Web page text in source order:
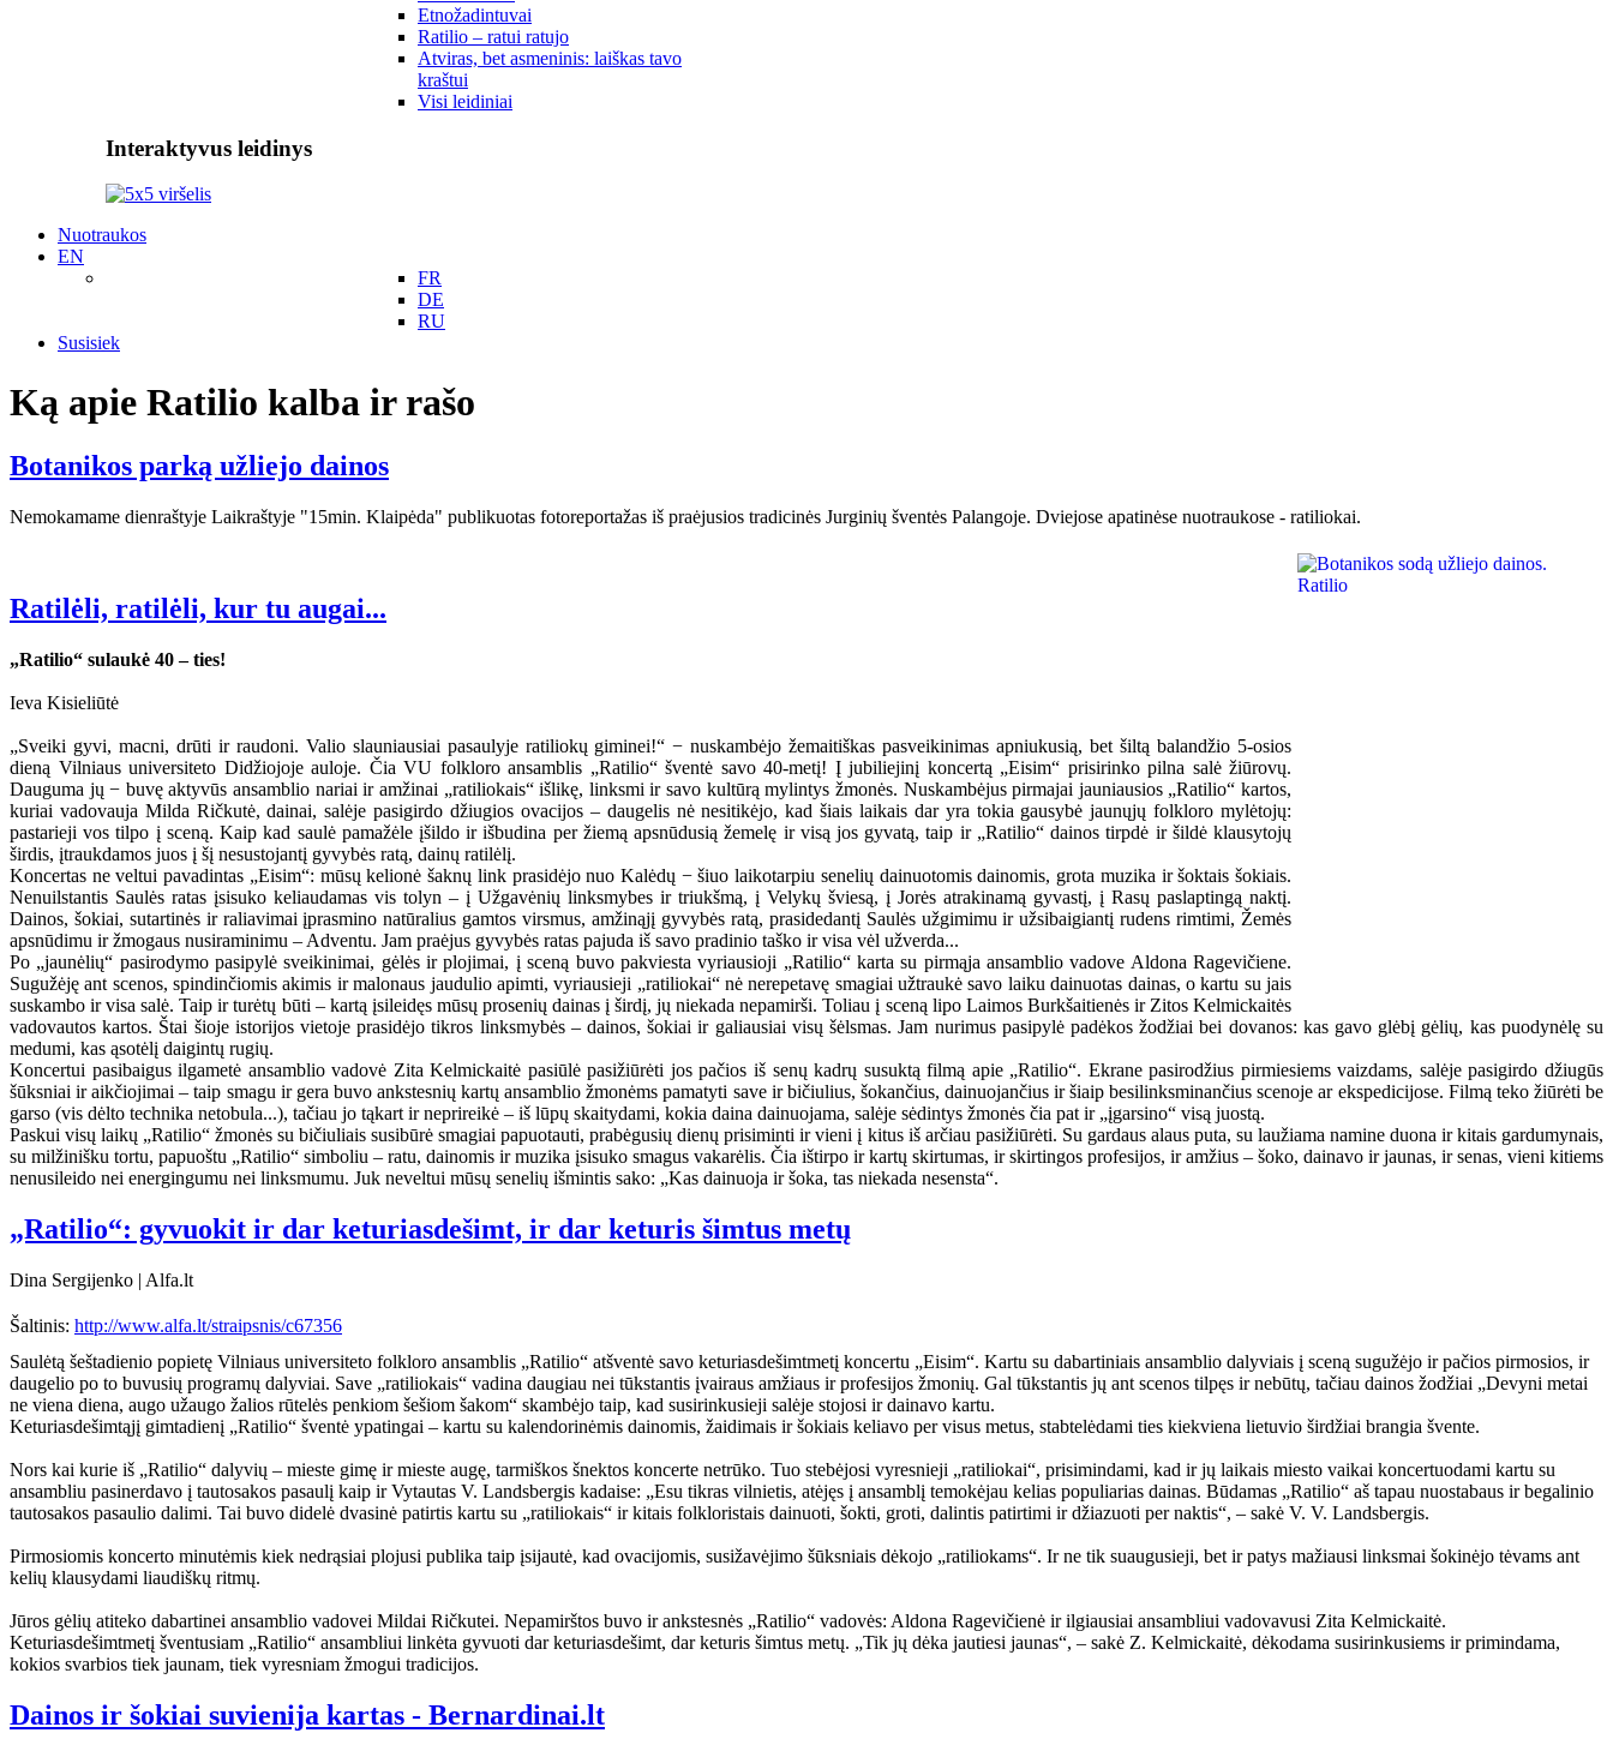
Etnožadintuvai
Ratilio – ratui ratujo
Atviras, bet asmeninis: laiškas tavo
kraštui
Visi leidiniai
Interaktyvus leidinys
Nuotraukos
EN
FR
DE
RU
Susisiek
Ką apie Ratilio kalba ir rašo
Botanikos parką užliejo dainos
Nemokamame dienraštyje Laikraštyje "15min. Klaipėda" publikuotas fotoreportažas iš praėjusios tradicinės Jurginių šventės Palangoje. Dviejose apatinėse nuotraukose - ratiliokai.
Ratilėli, ratilėli, kur tu augai...
„Ratilio“ sulaukė 40 – ties!
Ieva Kisieliūtė
„Sveiki gyvi, macni, drūti ir raudoni. Valio slauniausiai pasaulyje ratiliokų giminei!“ − nuskambėjo žemaitiškas pasveikinimas apniukusią, bet šiltą balandžio 5-osios
dieną Vilniaus universiteto Didžiojoje auloje. Čia VU folkloro ansamblis „Ratilio“ šventė savo 40-metį! Į jubiliejinį koncertą „Eisim“ prisirinko pilna salė žiūrovų.
Dauguma jų − buvę aktyvūs ansamblio nariai ir amžinai „ratiliokais“ išlikę, linksmi ir savo kultūrą mylintys žmonės. Nuskambėjus pirmajai jauniausios „Ratilio“ kartos,
kuriai vadovauja Milda Ričkutė, dainai, salėje pasigirdo džiugios ovacijos – daugelis nė nesitikėjo, kad šiais laikais dar yra tokia gausybė jaunųjų folkloro mylėtojų:
pastarieji vos tilpo į sceną. Kaip kad saulė pamažėle įšildo ir išbudina per žiemą apsnūdusią žemelę ir visą jos gyvatą, taip ir „Ratilio“ dainos tirpdė ir šildė klausytojų
širdis, įtraukdamos juos į šį nesustojantį gyvybės ratą, dainų ratilėlį.
Koncertas ne veltui pavadintas „Eisim“: mūsų kelionė šaknų link prasidėjo nuo Kalėdų − šiuo laikotarpiu senelių dainuotomis dainomis, grota muzika ir šoktais šokiais.
Nenuilstantis Saulės ratas įsisuko keliaudamas vis tolyn – į Užgavėnių linksmybes ir triukšmą, į Velykų šviesą, į Jorės atrakinamą gyvastį, į Rasų paslaptingą naktį.
Dainos, šokiai, sutartinės ir raliavimai įprasmino natūralius gamtos virsmus, amžinąjį gyvybės ratą, prasidedantį Saulės užgimimu ir užsibaigiantį rudens rimtimi, Žemės
apsnūdimu ir žmogaus nusiraminimu – Adventu. Jam praėjus gyvybės ratas pajuda iš savo pradinio taško ir visa vėl užverda...
Po „jaunėlių“ pasirodymo pasipylė sveikinimai, gėlės ir plojimai, į sceną buvo pakviesta vyriausioji „Ratilio“ karta su pirmąja ansamblio vadove Aldona Ragevičiene.
Sugužėję ant scenos, spindinčiomis akimis ir malonaus jaudulio apimti, vyriausieji „ratiliokai“ nė nerepetavę smagiai užtraukė savo laiku dainuotas dainas, o kartu su jais
suskambo ir visa salė. Taip ir turėtų būti – kartą įsileidęs mūsų prosenių dainas į širdį, jų niekada nepamirši. Toliau į sceną lipo Laimos Burkšaitienės ir Zitos Kelmickaitės
vadovautos kartos. Štai šioje istorijos vietoje prasidėjo tikros linksmybės – dainos, šokiai ir galiausiai visų šėlsmas. Jam nurimus pasipylė padėkos žodžiai bei dovanos: kas gavo glėbį gėlių, kas puodynėlę su
medumi, kas ąsotėlį daigintų rugių.
Koncertui pasibaigus ilgametė ansamblio vadovė Zita Kelmickaitė pasiūlė pasižiūrėti jos pačios iš senų kadrų susuktą filmą apie „Ratilio“. Ekrane pasirodžius pirmiesiems vaizdams, salėje pasigirdo džiugūs
šūksniai ir aikčiojimai – taip smagu ir gera buvo ankstesnių kartų ansamblio žmonėms pamatyti save ir bičiulius, šokančius, dainuojančius ir šiaip besilinksminančius scenoje ar ekspedicijose. Filmą teko žiūrėti be
garso (vis dėlto technika netobula...), tačiau jo tąkart ir neprireikė – iš lūpų skaitydami, kokia daina dainuojama, salėje sėdintys žmonės čia pat ir „įgarsino“ visą juostą.
Paskui visų laikų „Ratilio“ žmonės su bičiuliais susibūrė smagiai papuotauti, prabėgusių dienų prisiminti ir vieni į kitus iš arčiau pasižiūrėti. Su gardaus alaus puta, su laužiama namine duona ir kitais gardumynais,
su milžinišku tortu, papuoštu „Ratilio“ simboliu – ratu, dainomis ir muzika įsisuko smagus vakarėlis. Čia ištirpo ir kartų skirtumas, ir skirtingos profesijos, ir amžius – šoko, dainavo ir jaunas, ir senas, vieni kitiems
nenusileido nei energingumu nei linksmumu. Juk neveltui mūsų senelių išmintis sako: „Kas dainuoja ir šoka, tas niekada nesensta“.
„Ratilio“: gyvuokit ir dar keturiasdešimt, ir dar keturis šimtus metų
Dina Sergijenko | Alfa.lt
Šaltinis: http://www.alfa.lt/straipsnis/c67356
Saulėtą šeštadienio popietę Vilniaus universiteto folkloro ansamblis „Ratilio“ atšventė savo keturiasdešimtmetį koncertu „Eisim“. Kartu su dabartiniais ansamblio dalyviais į sceną sugužėjo ir pačios pirmosios, ir
daugelio po to buvusių programų dalyviai. Save „ratiliokais“ vadina daugiau nei tūkstantis įvairaus amžiaus ir profesijos žmonių. Gal tūkstantis jų ant scenos tilpęs ir nebūtų, tačiau dainos žodžiai „Devyni metai
ne viena diena, augo užaugo žalios rūtelės penkiom šešiom šakom“ skambėjo taip, kad susirinkusieji salėje stojosi ir dainavo kartu.
Keturiasdešimtąjį gimtadienį „Ratilio“ šventė ypatingai – kartu su kalendorinėmis dainomis, žaidimais ir šokiais keliavo per visus metus, stabtelėdami ties kiekviena lietuvio širdžiai brangia švente.
Nors kai kurie iš „Ratilio“ dalyvių – mieste gimę ir mieste augę, tarmiškos šnektos koncerte netrūko. Tuo stebėjosi vyresnieji „ratiliokai“, prisimindami, kad ir jų laikais miesto vaikai koncertuodami kartu su
ansambliu pasinerdavo į tautosakos pasaulį kaip ir Vytautas V. Landsbergis kadaise: „Esu tikras vilnietis, atėjęs į ansamblį temokėjau kelias populiarias dainas. Būdamas „Ratilio“ aš tapau nuostabaus ir begalinio
tautosakos pasaulio dalimi. Tai buvo didelė dvasinė patirtis kartu su „ratiliokais“ ir kitais folkloristais dainuoti, šokti, groti, dalintis patirtimi ir džiazuoti per naktis“, – sakė V. V. Landsbergis.
Pirmosiomis koncerto minutėmis kiek nedrąsiai plojusi publika taip įsijautė, kad ovacijomis, susižavėjimo šūksniais dėkojo „ratiliokams“. Ir ne tik suaugusieji, bet ir patys mažiausi linksmai šokinėjo tėvams ant
kelių klausydami liaudiškų ritmų.
Jūros gėlių atiteko dabartinei ansamblio vadovei Mildai Ričkutei. Nepamirštos buvo ir ankstesnės „Ratilio“ vadovės: Aldona Ragevičienė ir ilgiausiai ansambliui vadovavusi Zita Kelmickaitė.
Keturiasdešimtmetį šventusiam „Ratilio“ ansambliui linkėta gyvuoti dar keturiasdešimt, dar keturis šimtus metų. „Tik jų dėka jautiesi jaunas“, – sakė Z. Kelmickaitė, dėkodama susirinkusiems ir primindama,
kokios svarbios tiek jaunam, tiek vyresniam žmogui tradicijos.
Dainos ir šokiai suvienija kartas - Bernardinai.lt